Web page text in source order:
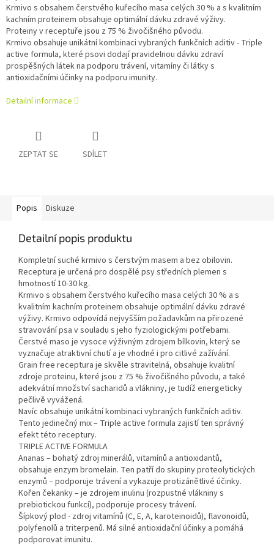
Krmivo s obsahem čerstvého kuřecího masa celých 30 % a s kvalitním
kachním proteinem obsahuje optimální dávku zdravé výživy.
Proteiny v receptuře jsou z 75 % živočišného původu.
Krmivo obsahuje unikátní kombinaci vybraných funkčních aditiv - Triple
active formula, které psovi dodají pravidelnou dávku zdraví
prospěšných látek na podporu trávení, vitamíny či látky s
antioxidačními účinky na podporu imunity.
Detailní informace
ZEPTAT SE SDÍLET
Popis Diskuze
Detailní popis produktu
Kompletní suché krmivo s čerstvým masem a bez obilovin.
Receptura je určená pro dospělé psy středních plemen s
hmotností 10-30 kg.
Krmivo s obsahem čerstvého kuřecího masa celých 30 % a s
kvalitním kachním proteinem obsahuje optimální dávku zdravé
výživy. Krmivo odpovídá nejvyšším požadavkům na přirozené
stravování psa v souladu s jeho fyziologickými potřebami.
Čerstvé maso je vysoce výživným zdrojem bílkovin, který se
vyznačuje atraktivní chutí a je vhodné i pro citlivé zažívání.
Grain free receptura je skvěle stravitelná, obsahuje kvalitní
zdroje proteinu, které jsou z 75 % živočišného původu, a také
adekvátní množství sacharidů a vlákniny, je tudíž energeticky
pečlivě vyvážená.
Navíc obsahuje unikátní kombinaci vybraných funkčních aditiv.
Tento jedinečný mix – Triple active formula zajistí ten správný
efekt této receptury.
TRIPLE ACTIVE FORMULA
Ananas – bohatý zdroj minerálů, vitamínů a antioxidantů,
obsahuje enzym bromelain. Ten patří do skupiny proteolytických
enzymů – podporuje trávení a vykazuje protizánětlivé účinky.
Kořen čekanky – je zdrojem inulinu (rozpustné vlákniny s
prebiotickou funkcí), podporuje procesy trávení.
Šípkový plod - zdroj vitamínů (C, E, A, karoteinoidů), flavonoidů,
polyfenolů a triterpenů. Má silné antioxidační účinky a pomáhá
podporovat imunitu.